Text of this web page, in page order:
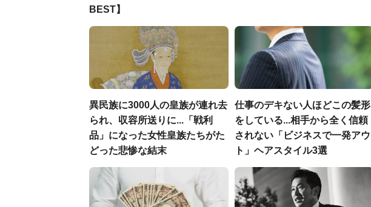
BEST】
異民族に3000人の皇族が連れ去
られ、収容所送りに...「戦利
品」になった女性皇族たちがた
どった悲惨な結末
仕事のデキない人ほどこの髪形
をしている...相手から全く信頼
されない「ビジネスで一発アウ
ト」ヘアスタイル3選